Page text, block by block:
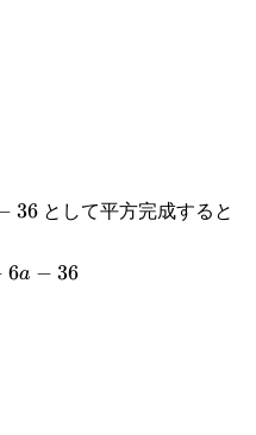
36として平方完成すると
6a − 36